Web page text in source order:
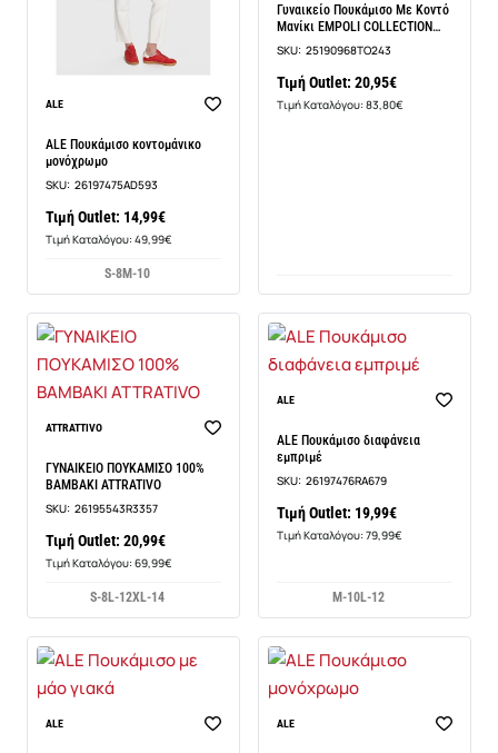
ALE
ALE Πουκάμισο κοντομάνικο
μονόχρωμο
SKU: 26197475AD593
Τιμή Outlet: 14,99€
Τιμή Καταλόγου: 49,99€
S-8M-10
Γυναικείο Πουκάμισο Με Κοντό
Μανίκι EMPOLI COLLECTION
50320PN
SKU: 25190968TO243
Τιμή Outlet: 20,95€
Τιμή Καταλόγου: 83,80€
ATTRATTIVO
ΓΥΝΑΙΚΕΙΟ ΠΟΥΚΑΜΙΣΟ 100%
ΒΑΜΒΑΚΙ ATTRATIVO
SKU: 26195543R3357
Τιμή Outlet: 20,99€
Τιμή Καταλόγου: 69,99€
S-8L-12XL-14
ALE
ALE Πουκάμισο διαφάνεια
εμπριμέ
SKU: 26197476RA679
Τιμή Outlet: 19,99€
Τιμή Καταλόγου: 79,99€
M-10L-12
ALE ALE